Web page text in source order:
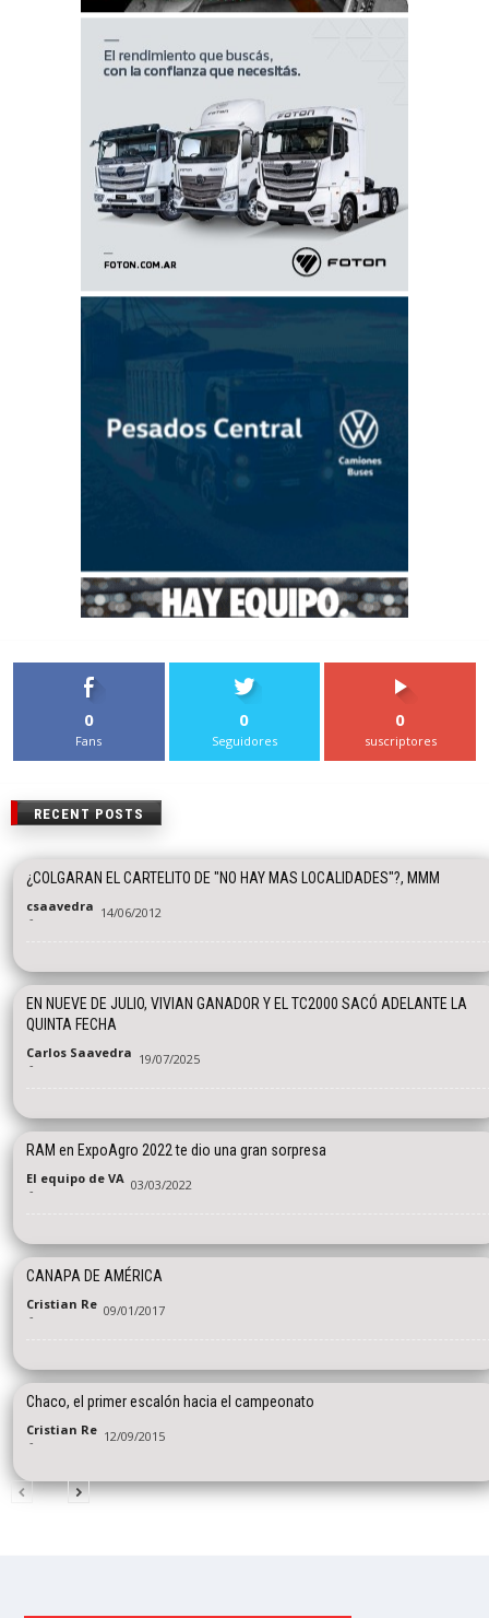
0
Fans
0
Seguidores
0
suscriptores
RECENT POSTS
¿COLGARAN EL CARTELITO DE "NO HAY MAS LOCALIDADES"?, MMM
csaavedra
- 14/06/2012
EN NUEVE DE JULIO, VIVIAN GANADOR Y EL TC2000 SACÓ ADELANTE LA
QUINTA FECHA
Carlos Saavedra
- 19/07/2025
RAM en ExpoAgro 2022 te dio una gran sorpresa
El equipo de VA
- 03/03/2022
CANAPA DE AMÉRICA
Cristian Re
- 09/01/2017
Chaco, el primer escalón hacia el campeonato
Cristian Re
- 12/09/2015